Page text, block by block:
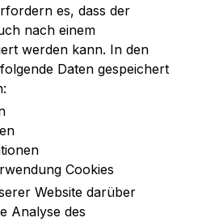
es, dass der
nach einem
werden kann. In den
Daten gespeichert
Cookies
Website darüber
Analyse des